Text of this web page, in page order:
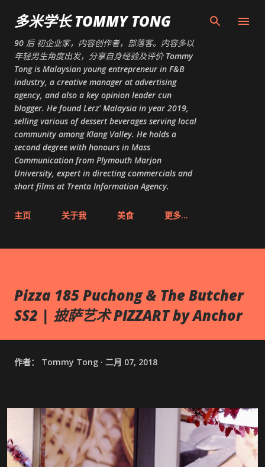
跳至主要内容
多米学长 TOMMY TONG
90 后 初企业家，内容创作者，部落客。内容多以
年轻男生角度出发，分享自身经验及评价 Tommy
Tong is Malaysian young entrepreneur in F&B
industry, a creative manager at advertising
agency, and also a key opinion leader cun
blogger. He found Lerz' Malaysia in year 2019,
selling various of dessert beverages serving local
community among Klang Valley. He holds a
second degree with honours in Mass
Communication from Plymouth Marjon
University, expert in directing commercials and
short films at Trenta Information Agency.
主页 关于我 美食 更多…
Pizza 185 Puchong & The Butcher
SS2 | 披萨艺术 PIZZART by Anchor
作者： Tommy Tong 二月 07, 2018